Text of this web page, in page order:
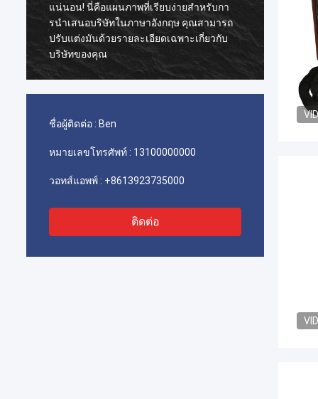
แน่นอน! นี่คือแผนภาพที่เรียบง่ายสําหรับกา
รนําเสนอบริษัทในภาษาอังกฤษ คุณสามารถ
ปรับแต่งมันด้วยรายละเอียดเฉพาะเกี่ยวกับ
บริษัทของคุณ
ภัณฑ์
จาก
จริง
ตก ข
ทนท
ชื่อผู้ติดต่อ : Ben
หมายเลขโทรศัพท์ : 13100000000
วอทส์แอพพ์ : +8613923735000
ติดต่อ